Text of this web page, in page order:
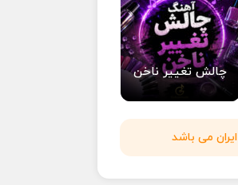
چالش تغییر ناخن
می باشد